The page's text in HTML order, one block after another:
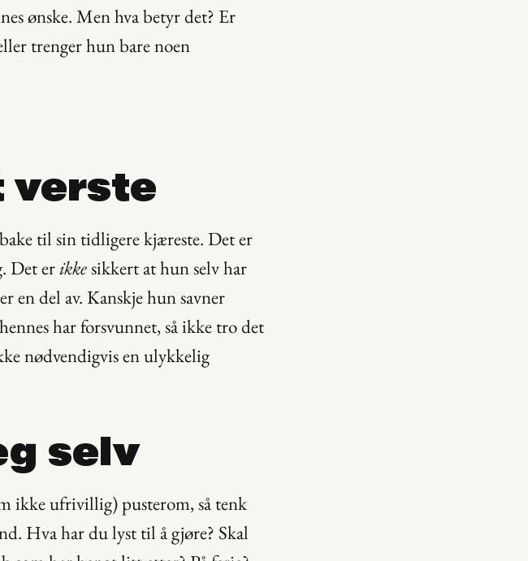
ønske. Men hva betyr det? Er
trenger hun bare noen
verste
Det er ikke sikkert at hun selv har
en del av. Kanskje hun savner
har forsvunnet, så ikke tro det
nødvendigvis en ulykkelig
selv
ikke ufrivillig) pusterom, så tenk
Hva har du lyst til å gjøre? Skal